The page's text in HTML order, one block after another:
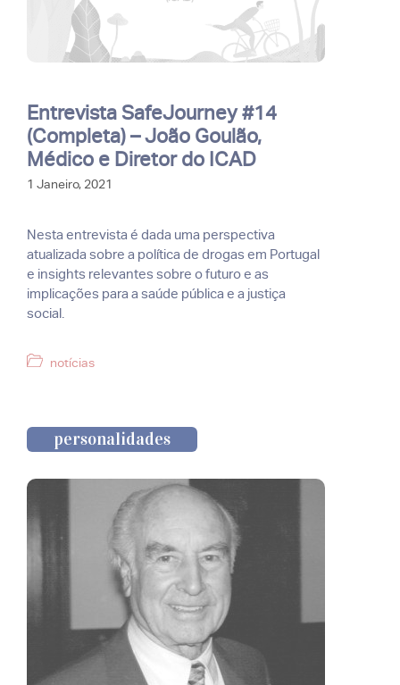
Entrevista SafeJourney #14
(Completa) – João Goulão,
Médico e Diretor do ICAD
1 Janeiro, 2021
Nesta entrevista é dada uma perspectiva
atualizada sobre a política de drogas em Portugal
e insights relevantes sobre o futuro e as
implicações para a saúde pública e a justiça
social.
Categorias
notícias
personalidades